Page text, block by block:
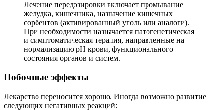
Лечение передозировки включает промывание
желудка, кишечника, назначение кишечных
сорбентов (активированный уголь или аналоги).
При необходимости назначается патогенетическая
и симптоматическая терапия, направленные на
нормализацию рН крови, функционального
состояния органов и систем.
Побочные эффекты
Лекарство переносится хорошо. Иногда возможно развитие
следующих негативных реакций: